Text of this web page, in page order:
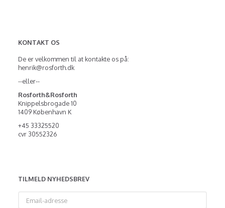
KONTAKT OS
De er velkommen til at kontakte os på:
henrik@rosforth.dk
--eller--
Rosforth&Rosforth
Knippelsbrogade 10
1409 København K
+45 33325520
cvr 30552326
TILMELD NYHEDSBREV
adresse